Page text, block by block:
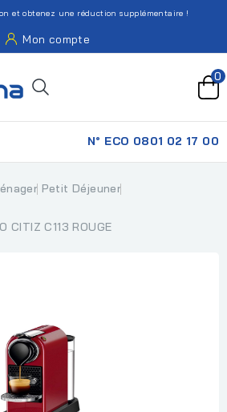
et obtenez une réduction supplémentaire !
Mon compte
0
N° ECO 0801 02 17 00
Petit Déjeuner
CITIZ C113 ROUGE